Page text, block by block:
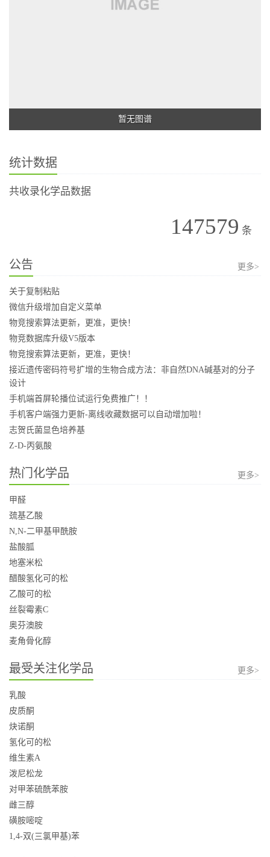
暂无图谱
统计数据
共收录化学品数据
147579 条
公告 更多>
关于复制粘贴
微信升级增加自定义菜单
物竞搜索算法更新，更准，更快！
物竞数据库升级V5版本
物竞搜索算法更新，更准，更快！
接近遗传密码符号扩增的生物合成方法：非自然DNA碱基对的分子
设计
手机端首屏轮播位试运行免费推广！！
手机客户端强力更新-离线收藏数据可以自动增加啦！
志贺氏菌显色培养基
Z-D-丙氨酸
热门化学品 更多>
甲醛
巯基乙酸
N,N-二甲基甲酰胺
盐酸胍
地塞米松
醋酸氢化可的松
乙酸可的松
丝裂霉素C
奥芬澳胺
麦角骨化醇
最受关注化学品 更多>
乳酸
皮质酮
炔诺酮
氢化可的松
维生素A
泼尼松龙
对甲苯硫酰苯胺
雌三醇
磺胺嘧啶
1,4-双(三氯甲基)苯